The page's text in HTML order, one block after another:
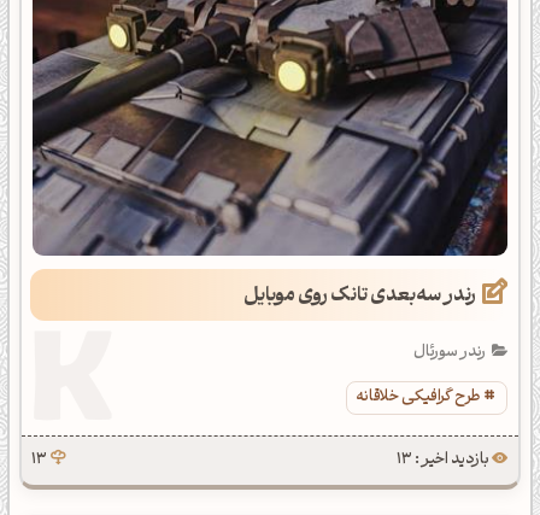
رندر سه‌بعدی تانک روی موبایل
رندر سورئال
طرح گرافیکی خلاقانه
بازدید اخیر : 13 13